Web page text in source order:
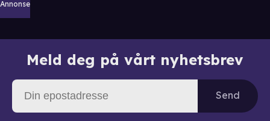
Annonse
Meld deg på vårt nyhetsbrev
Send